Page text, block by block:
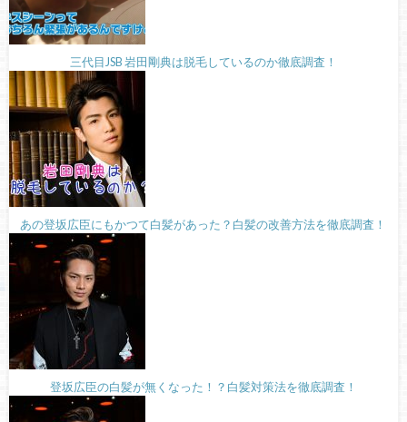
三代目JSB 岩田剛典は脱毛しているのか徹底調査！
あの登坂広臣にもかつて白髪があった？白髪の改善方法を徹底調査！
登坂広臣の白髪が無くなった！？白髪対策法を徹底調査！